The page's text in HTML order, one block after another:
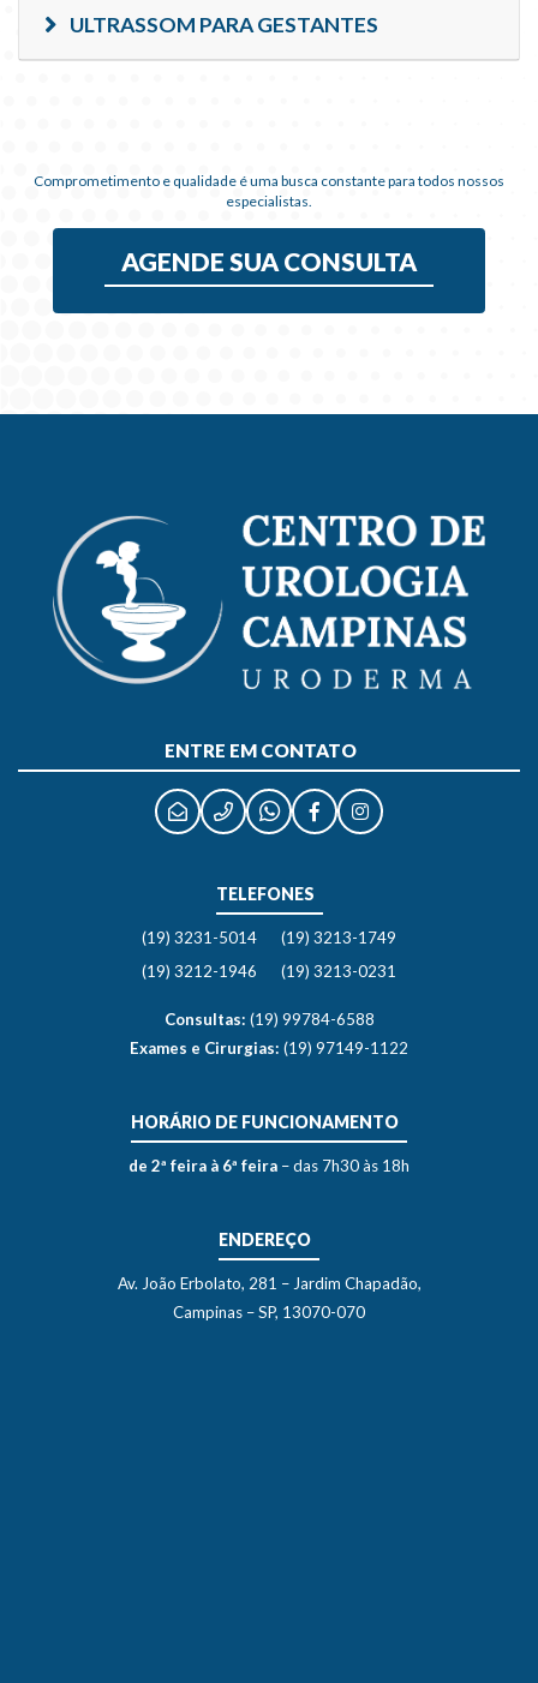
ULTRASSOM PARA GESTANTES
Comprometimento e qualidade é uma busca constante para todos nossos
especialistas.
AGENDE SUA CONSULTA
ENTRE EM CONTATO
TELEFONES
(19) 3231-5014
(19) 3212-1946
(19) 3213-1749
(19) 3213-0231
Consultas: (19) 99784-6588
Exames e Cirurgias: (19) 97149-1122
HORÁRIO DE FUNCIONAMENTO
de 2ª feira à 6ª feira – das 7h30 às 18h
ENDEREÇO
Av. João Erbolato, 281 – Jardim Chapadão,
Campinas – SP, 13070-070